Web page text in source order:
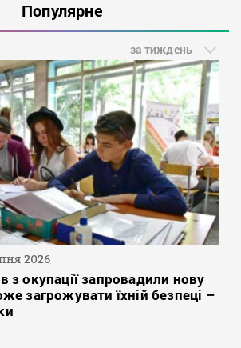
Популярне
за тиждень
2026
з окупації запровадили нову
загрожувати їхній безпеці –